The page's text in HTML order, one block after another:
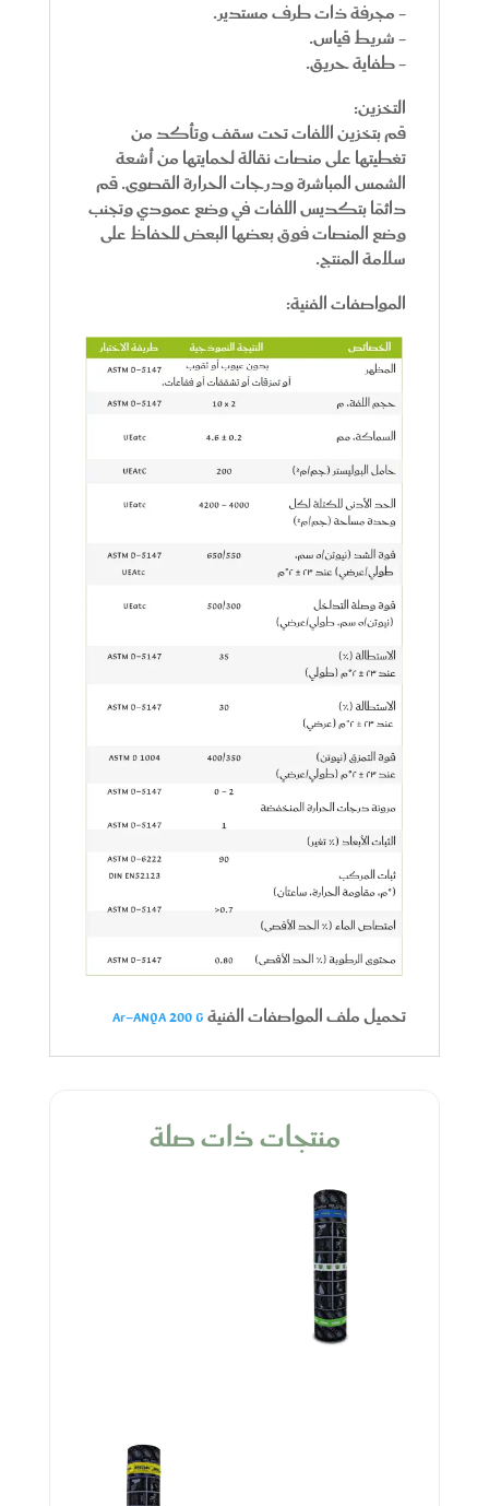
- مجرفة ذات طرف مستدير.
- شريط قياس.
- طفاية حريق.
التخزين:
قم بتخزين اللفات تحت سقف وتأكد من
تغطيتها على منصات نقالة لحمايتها من أشعة
الشمس المباشرة ودرجات الحرارة القصوى. قم
دائمًا بتكديس اللفات في وضع عمودي وتجنب
وضع المنصات فوق بعضها البعض للحفاظ على
سلامة المنتج.
المواصفات الفنية:
تحميل ملف المواصفات الفنيةAr-ANQA 200 G
منتجات ذات صلة